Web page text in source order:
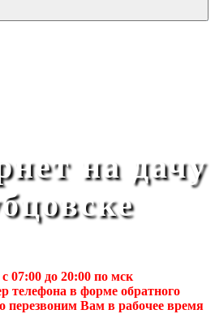
на дачу
07:00 до 20:00 по мск
телефона в форме обратного
перезвоним Вам в рабочее время